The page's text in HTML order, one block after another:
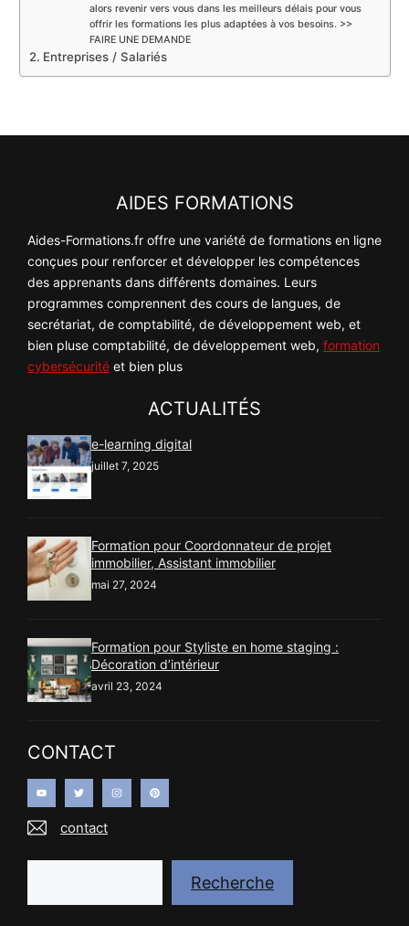
alors revenir vers vous dans les meilleurs délais pour vous
offrir les formations les plus adaptées à vos besoins. >>
FAIRE UNE DEMANDE
Entreprises / Salariés
AIDES FORMATIONS
Aides-Formations.fr offre une variété de formations en ligne
conçues pour renforcer et développer les compétences
des apprenants dans différents domaines. Leurs
programmes comprennent des cours de langues, de
secrétariat, de comptabilité, de développement web, et
bien pluse comptabilité, de développement web, formation
cybersécurité et bien plus
ACTUALITÉS
e-learning digital
juillet 7, 2025
Formation pour Coordonnateur de projet
immobilier, Assistant immobilier
mai 27, 2024
Formation pour Styliste en home staging :
Décoration d’intérieur
avril 23, 2024
CONTACT
contact
Recherche